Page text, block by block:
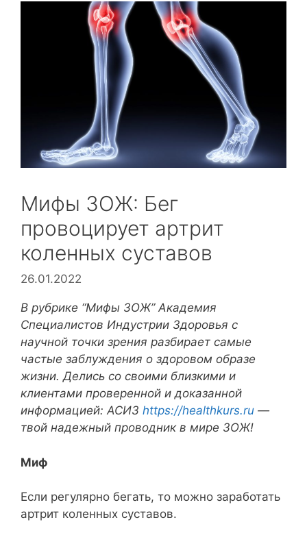
Мифы ЗОЖ: Бег
провоцирует артрит
коленных суставов
26.01.2022
В рубрике “Мифы ЗОЖ” Академия
Специалистов Индустрии Здоровья с
научной точки зрения разбирает самые
частые заблуждения о здоровом образе
жизни. Делись со своими близкими и
клиентами проверенной и доказанной
информацией: АСИЗ https://healthkurs.ru —
твой надежный проводник в мире ЗОЖ!
Миф
Если регулярно бегать, то можно заработать
артрит коленных суставов.